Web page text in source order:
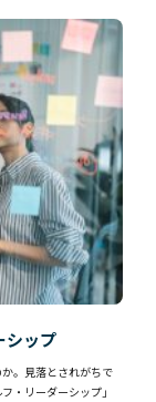
シップ
。見落とされがちで
・リーダーシップ」